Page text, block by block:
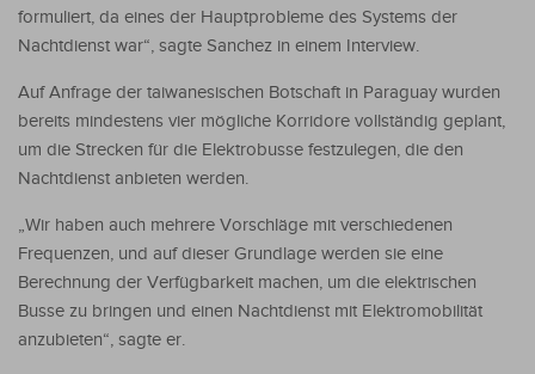
formuliert, da eines der Hauptprobleme des Systems der
Nachtdienst war“, sagte Sanchez in einem Interview.
Auf Anfrage der taiwanesischen Botschaft in Paraguay wurden
bereits mindestens vier mögliche Korridore vollständig geplant,
um die Strecken für die Elektrobusse festzulegen, die den
Nachtdienst anbieten werden.
„Wir haben auch mehrere Vorschläge mit verschiedenen
Frequenzen, und auf dieser Grundlage werden sie eine
Berechnung der Verfügbarkeit machen, um die elektrischen
Busse zu bringen und einen Nachtdienst mit Elektromobilität
anzubieten“, sagte er.